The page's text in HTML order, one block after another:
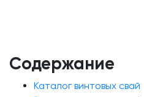
Содержание
Каталог винтовых свай